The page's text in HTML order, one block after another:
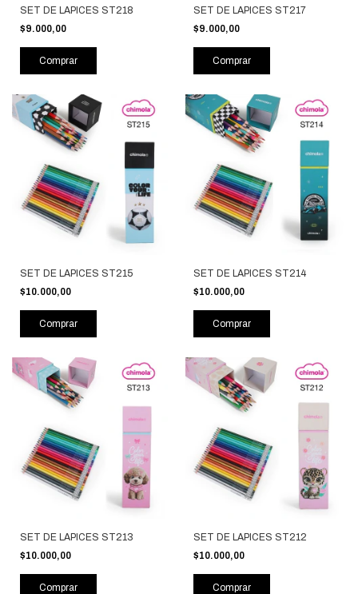
SET DE LAPICES ST218
$9.000,00
Comprar
SET DE LAPICES ST217
$9.000,00
Comprar
SET DE LAPICES ST215
$10.000,00
Comprar
SET DE LAPICES ST214
$10.000,00
Comprar
SET DE LAPICES ST213
$10.000,00
Comprar
SET DE LAPICES ST212
$10.000,00
Comprar